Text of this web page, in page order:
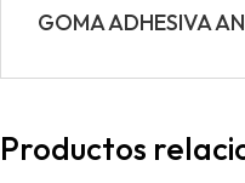
GOMA ADHESIVA
Productos